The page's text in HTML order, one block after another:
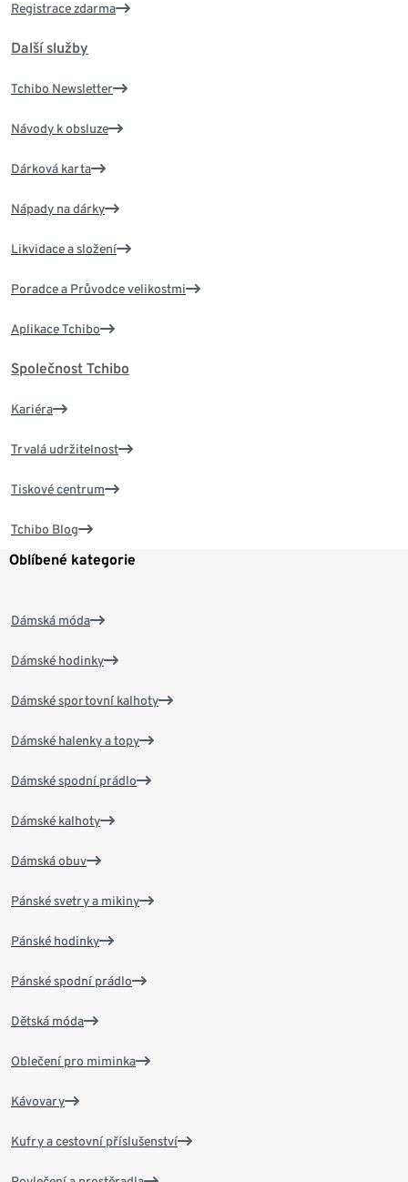
Registrace zdarma
Další služby
Tchibo Newsletter
Návody k obsluze
Dárková karta
Nápady na dárky
Likvidace a složení
Poradce a Průvodce velikostmi
Aplikace Tchibo
Společnost Tchibo
Kariéra
Trvalá udržitelnost
Tiskové centrum
Tchibo Blog
Oblíbené kategorie
Dámská móda
Dámské hodinky
Dámské sportovní kalhoty
Dámské halenky a topy
Dámské spodní prádlo
Dámské kalhoty
Dámská obuv
Pánské svetry a mikiny
Pánské hodinky
Pánské spodní prádlo
Dětská móda
Oblečení pro miminka
Kávovary
Kufry a cestovní příslušenství